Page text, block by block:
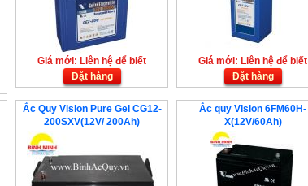
Giá mới: Liên hệ để biết
Đặt hàng
Giá mới: Liên hệ để biết
Đặt hàng
Ắc Quy Vision Pure Gel CG12-
200SXV(12V/ 200Ah)
Ắc quy Vision 6FM60H-
X(12V/60Ah)